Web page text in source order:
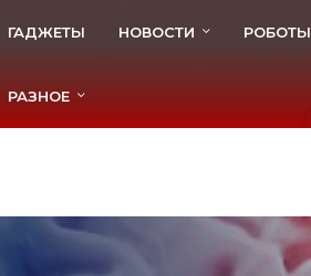
ГАДЖЕТЫ НОВОСТИ РОБОТЫ
РАЗНОЕ